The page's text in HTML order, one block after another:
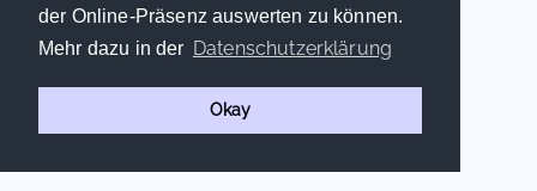
der Online-Präsenz auswerten zu können.
Mehr dazu in der Datenschutzerklärung
Okay